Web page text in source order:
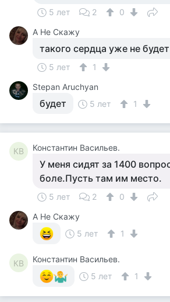
5 лет 2
0
А Не Скажу
такого сердца уже не будет
5 лет
1
Stepan Aruchyan
будет 5 лет 1
КВ Константин Васильев.
У меня сидят за 1400
боле.Пусть там им место.
5 лет 2
0
А Не Скажу
5 лет
1
КВ
Константин Васильев.
5 лет
1